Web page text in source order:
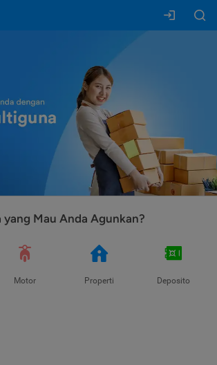
yang Mau Anda Agunkan?
Motor Properti Deposito